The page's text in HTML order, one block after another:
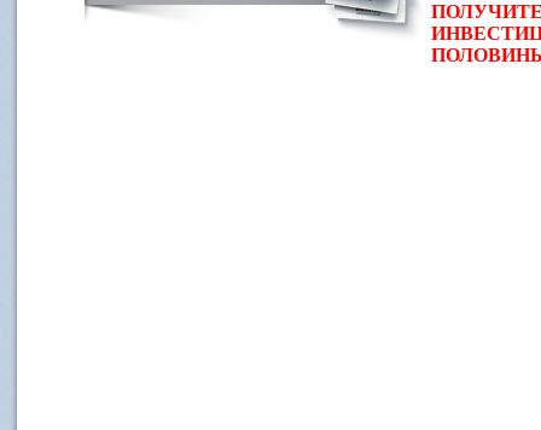
ПОЛОВИНЫ